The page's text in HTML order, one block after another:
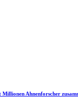
Ahnenforscher